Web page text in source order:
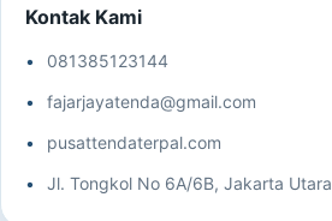
Kontak Kami
081385123144
fajarjayatenda@gmail.com
pusattendaterpal.com
Jl. Tongkol No 6A/6B, Jakarta Utara